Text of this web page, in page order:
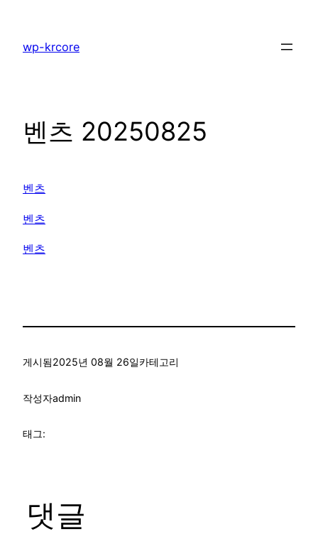
wp-krcore
벤츠 20250825
벤츠
벤츠
벤츠
게시됨2025년 08월 26일카테고리
작성자admin
태그:
댓글